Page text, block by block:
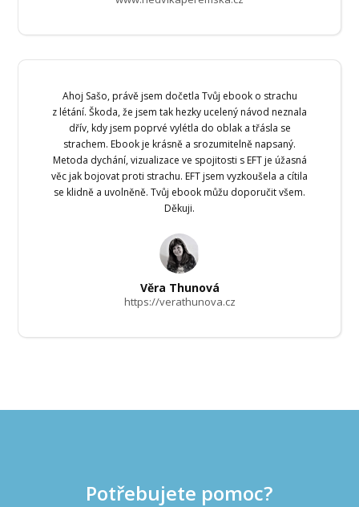
Ahoj Sašo, právě jsem dočetla Tvůj ebook o strachu
z létání. Škoda, že jsem tak hezky ucelený návod neznala
dřív, kdy jsem poprvé vylétla do oblak a třásla se
strachem. Ebook je krásně a srozumitelně napsaný.
Metoda dychání, vizualizace ve spojitosti s EFT je úžasná
věc jak bojovat proti strachu. EFT jsem vyzkoušela a cítila
se klidně a uvolněně. Tvůj ebook můžu doporučit všem.
Děkuji.
Věra Thunová
https://verathunova.cz
Potřebujete pomoc?